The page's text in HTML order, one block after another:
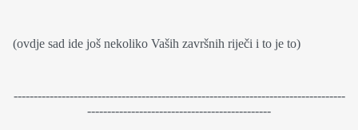
(ovdje sad ide još nekoliko Vaših završnih riječi i to je to)
-----------------------------------------------------------------------------------
----------------------------------------------